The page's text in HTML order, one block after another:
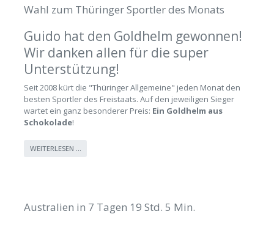
Wahl zum Thüringer Sportler des Monats
Guido hat den Goldhelm gewonnen!
Wir danken allen für die super
Unterstützung!
Seit 2008 kürt die "Thüringer Allgemeine" jeden Monat den
besten Sportler des Freistaats. Auf den jeweiligen Sieger
wartet ein ganz besonderer Preis: Ein Goldhelm aus
Schokolade!
WEITERLESEN …
Australien in 7 Tagen 19 Std. 5 Min.